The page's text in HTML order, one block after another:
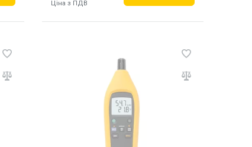
Ціна з ПДВ